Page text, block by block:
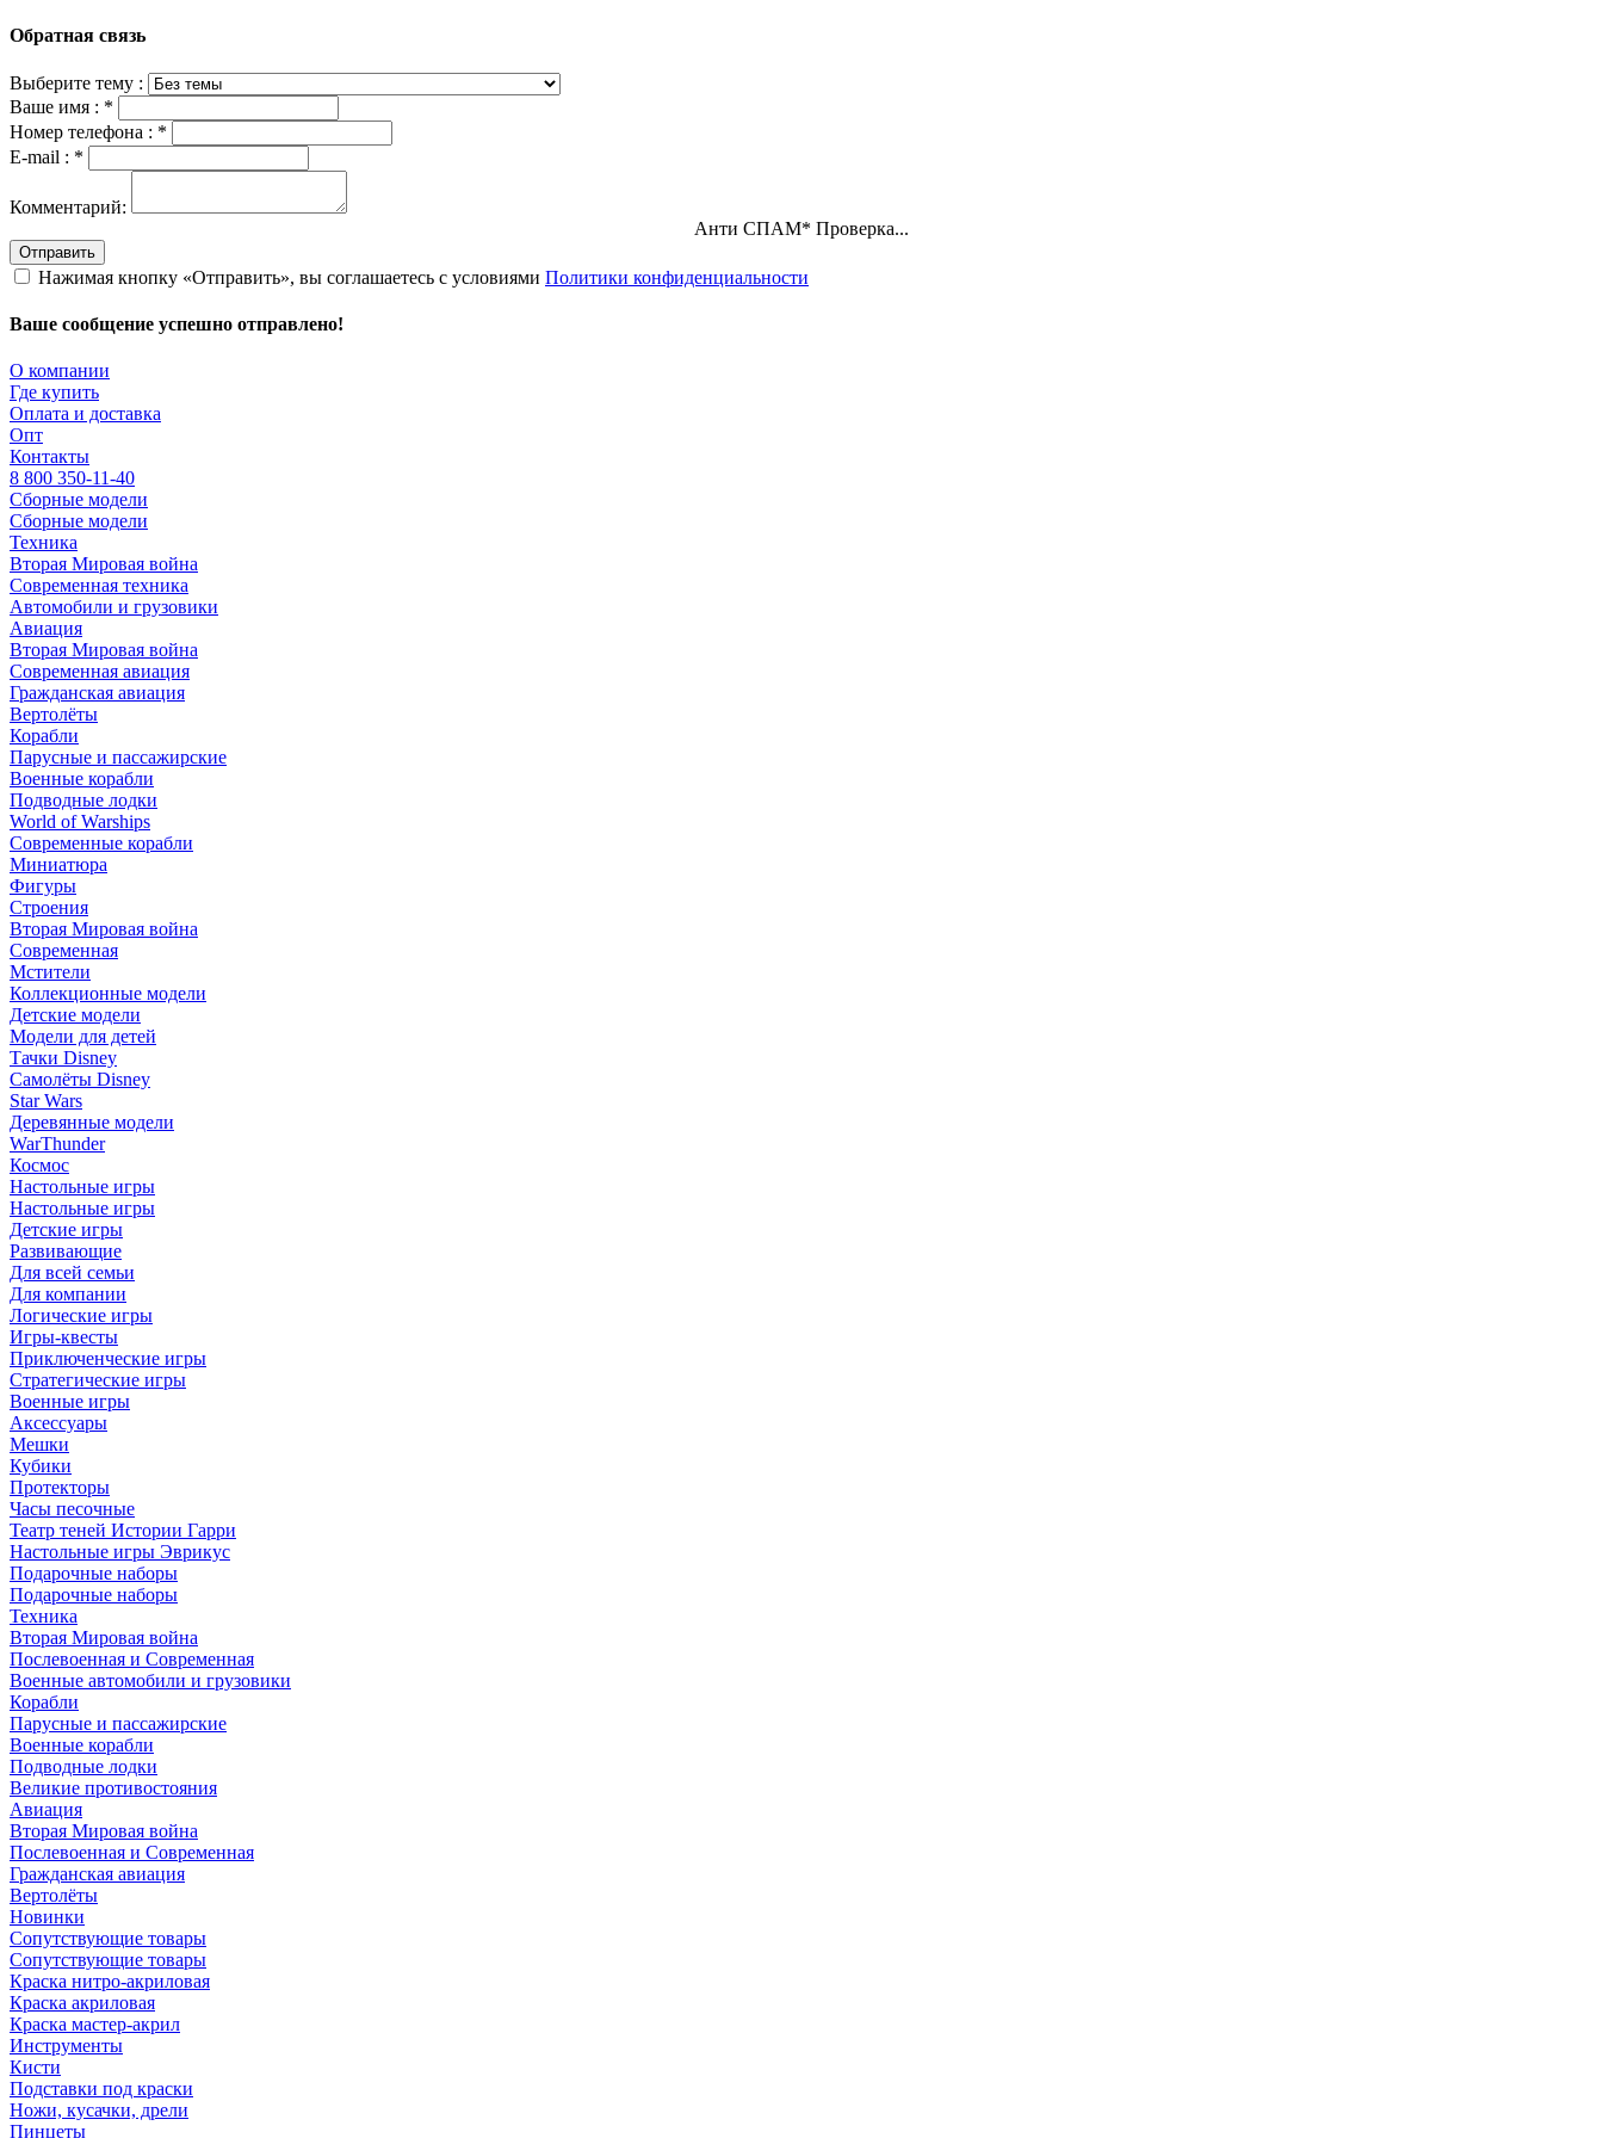
Обратная связь
Выберите тему :
Ваше имя : *
Номер телефона : *
E-mail : *
Комментарий:
Анти СПАМ* Проверка...
Отправить
Нажимая кнопку «Отправить», вы соглашаетесь с условиями Политики конфиденциальности
Ваше сообщение успешно отправлено!
О компании
Где купить
Оплата и доставка
Опт
Контакты
8 800 350-11-40
Сборные модели
Сборные модели
Техника
Вторая Мировая война
Современная техника
Автомобили и грузовики
Авиация
Вторая Мировая война
Современная авиация
Гражданская авиация
Вертолёты
Корабли
Парусные и пассажирские
Военные корабли
Подводные лодки
World of Warships
Современные корабли
Миниатюра
Фигуры
Строения
Вторая Мировая война
Современная
Мстители
Коллекционные модели
Детские модели
Модели для детей
Тачки Disney
Самолёты Disney
Star Wars
Деревянные модели
WarThunder
Космос
Настольные игры
Настольные игры
Детские игры
Развивающие
Для всей семьи
Для компании
Логические игры
Игры-квесты
Приключенческие игры
Стратегические игры
Военные игры
Аксессуары
Мешки
Кубики
Протекторы
Часы песочные
Театр теней Истории Гарри
Настольные игры Эврикус
Подарочные наборы
Подарочные наборы
Техника
Вторая Мировая война
Послевоенная и Современная
Военные автомобили и грузовики
Корабли
Парусные и пассажирские
Военные корабли
Подводные лодки
Великие противостояния
Авиация
Вторая Мировая война
Послевоенная и Современная
Гражданская авиация
Вертолёты
Новинки
Сопутствующие товары
Сопутствующие товары
Краска нитро-акриловая
Краска акриловая
Краска мастер-акрил
Инструменты
Кисти
Подставки под краски
Ножи, кусачки, дрели
Пинцеты